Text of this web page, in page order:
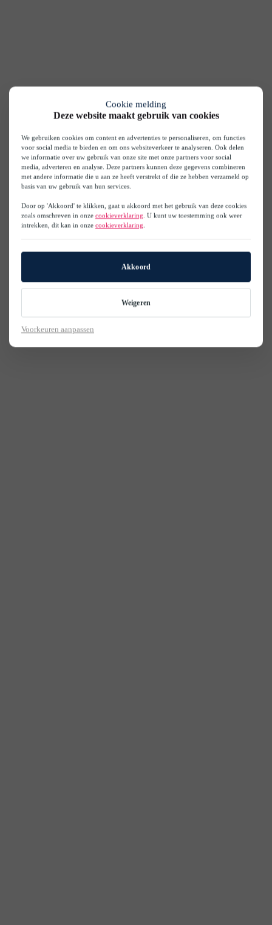
Cookie melding
Deze website maakt gebruik van cookies
We gebruiken cookies om content en advertenties te personaliseren, om functies
voor social media te bieden en om ons websiteverkeer te analyseren. Ook delen
we informatie over uw gebruik van onze site met onze partners voor social
media, adverteren en analyse. Deze partners kunnen deze gegevens combineren
met andere informatie die u aan ze heeft verstrekt of die ze hebben verzameld op
basis van uw gebruik van hun services.
Door op 'Akkoord' te klikken, gaat u akkoord met het gebruik van deze cookies
zoals omschreven in onze cookieverklaring . U kunt uw toestemming ook weer
intrekken, dit kan in onze cookieverklaring.
Akkoord
Weigeren
Voorkeuren aanpassen